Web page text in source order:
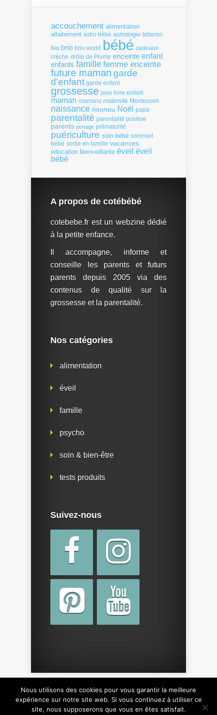
accouchement alimentation
allaitement astro bébé astrologie biberon
bio brio brio world bébé cadeaux
crèche drôle de Plume enceinte enfant
enfants famille femme enceinte
future maman garde
d'enfant garde enfant
grossesse jeux livre enfant
maman mamans maternité Montessori
naissance nounou Noël papa
parentalité parentalité positive
parents portage prématurité
puériculture soin bébé sommeil
bébé sortie en famille vacances
éducation bienveillante éveil éveil
bébé
A propos de cotébébé
cotebebe.fr est un webzine dédié
à la petite enfance.
Il accompagne, informe et
conseille les parents et futurs
parents depuis 2005 via des
contenus de qualité sur la
grossesse et la parentalité.
Nos catégories
alimentation
éveil
famille
psycho
soin & bien-être
tests produits
Suivez-nous
Copyright © 2015 parcotebebe.fr. Tous droits
réservés, y compris sur le design du site.
Nous utilisons des cookies pour vous garantir la meilleure
expérience sur notre site web. Si vous continuez à utiliser ce
site, nous supposerons que vous en êtes satisfait.